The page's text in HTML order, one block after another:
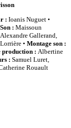
:Ioanis Nuguet •
Son :Maissoun
Gallerand,
•Montage son :
production : Albertine
: Samuel Luret,
Rouault